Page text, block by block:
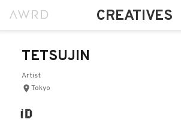
CREATIVES
TETSUJIN
Artist
Tokyo